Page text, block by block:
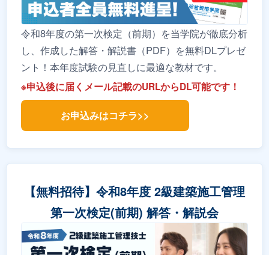
令和8年度の第一次検定（前期）を当学院が徹底分析
し、作成した解答・解説書（PDF）を無料DLプレゼ
ント！本年度試験の見直しに最適な教材です。
※申込後に届くメール記載のURLからDL可能です！
お申込みはコチラ>>
【無料招待】令和8年度 2級建築施工管理
第一次検定(前期) 解答・解説会